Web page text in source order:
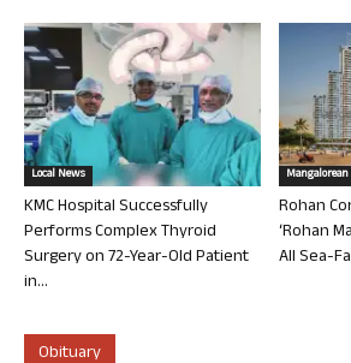
Local News
KMC Hospital Successfully
Performs Complex Thyroid
Surgery on 72-Year-Old Patient
in...
Rohan
‘Rohan
All Sea-
Obituary